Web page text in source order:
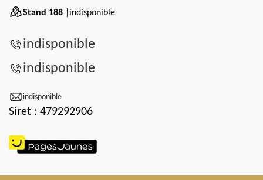
Stand 188 |indisponible
indisponible
indisponible
indisponible
Siret : 479292906